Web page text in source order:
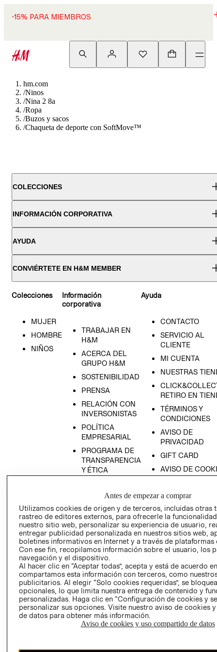
-15% PARA MIEMBROS
hm.com
/Ninos
/Nina 2 8a
/Ropa
/Buzos y sacos
/Chaqueta de deporte con SoftMove™
COLECCIONES
INFORMACIÓN CORPORATIVA
AYUDA
CONVIÉRTETE EN H&M MEMBER
Colecciones
MUJER
HOMBRE
NIÑOS
Información
corporativa
TRABAJAR EN
H&M
ACERCA DEL
GRUPO H&M
SOSTENIBILIDAD
PRENSA
RELACIÓN CON
INVERSONISTAS
POLÍTICA
EMPRESARIAL
PROGRAMA DE
TRANSPARENCIA
Y ÉTICA
PROGRAMA DE
Y ÉTICA (INGLÉS)
Ayuda
CONTACTO
SERVICIO AL
CLIENTE
MI CUENTA
NUESTRAS
RETIRO EN
TÉRMINOS Y
CONDICIONES
AVISO DE
PRIVACIDAD
GIFT CARD
AVISO DE
COMERCIO - SIC
PETICIONES
QUEJAS Y
RECLAMOS
Colombia ($)
CAMBIAR REGIÓN
Antes de empezar a comprar
Utilizamos cookies de origen y de terceros, incluidas otras
rastreo de editores externos, para ofrecerle la
nuestro sitio web, personalizar su experiencia de usuario,
entregar publicidad personalizada en nuestros sitios web,
boletines informativos en Internet y a través de plataformas
Con ese fin, recopilamos información sobre el usuario, los
navegación y el dispositivo.
Al hacer clic en “Aceptar todas”, acepta y está de acuerdo
compartamos esta información con terceros, como
publicitarios. Al elegir “Solo cookies requeridas”, se
opcionales, lo que limita nuestra entrega de contenido y
personalizadas. Haga clic en “Configuración de cookies y
personalizar sus opciones. Visite nuestro aviso de cookies
de datos para obtener más información.
Aviso de cookies y uso compartido de datos